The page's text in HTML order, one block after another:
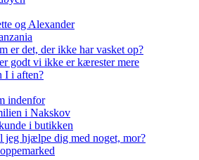
og Alexander
er det, der ikke har vasket op?
godt vi ikke er kærester mere
I i aften?
indenfor
i Nakskov
i butikken
jeg hjælpe dig med noget, mor?